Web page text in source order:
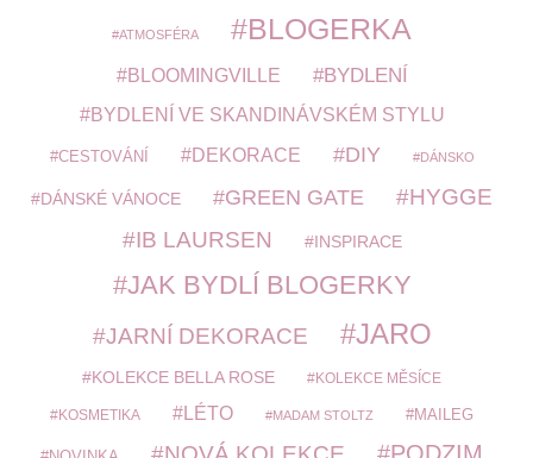
ATMOSFÉRA BLOGERKA
BLOOMINGVILLE BYDLENÍ
BYDLENÍ VE SKANDINÁVSKÉM STYLU
CESTOVÁNÍ DEKORACE DIY DÁNSKO
DÁNSKÉ VÁNOCE GREEN GATE HYGGE
IB LAURSEN INSPIRACE
JAK BYDLÍ BLOGERKY
JARNÍ DEKORACE JARO
KOLEKCE BELLA ROSE KOLEKCE MĚSÍCE
KOSMETIKA LÉTO MADAM STOLTZ MAILEG